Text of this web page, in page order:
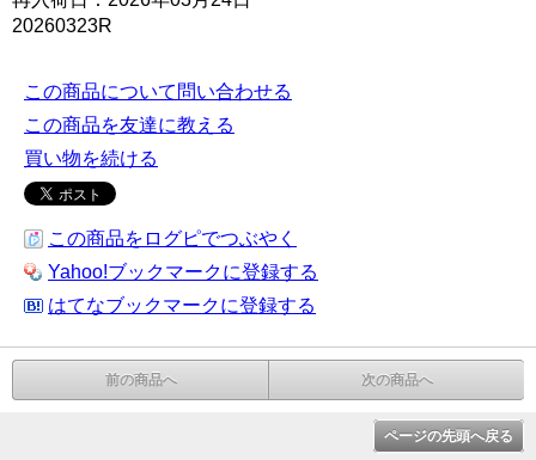
20260323R
この商品について問い合わせる
この商品を友達に教える
買い物を続ける
この商品をログピでつぶやく
Yahoo!ブックマークに登録する
はてなブックマークに登録する
前の商品へ 次の商品へ
ページの先頭へ戻る